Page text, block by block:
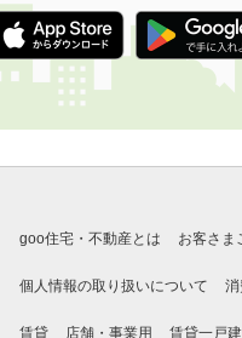
goo住宅・不動産とは お客さま
個人情報の取り扱いについて
賃貸 店舗・事業用 賃貸一戸